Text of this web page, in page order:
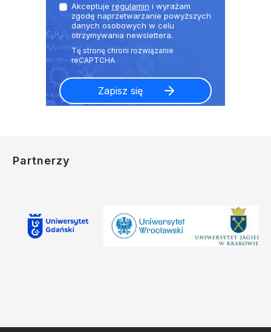
Akceptuje regulamin i wyrażam
zgodę naprzetwarzanie powyższych
danych osobowych w celu
otrzymywania newslettera.
Partnerzy